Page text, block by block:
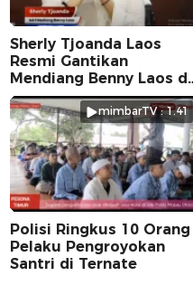
Sherly Tjoanda Laos
Resmi Gantikan
Mendiang Benny Laos di
Pilkada 2024
mimbarTV : 1.41
Polisi Ringkus 10 Orang
Pelaku Pengroyokan
Santri di Ternate